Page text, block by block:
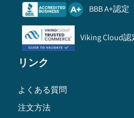
BBB A+認定
Viking Cloud認
リンク
よくある質問
注文方法